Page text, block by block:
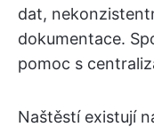
dat,
dokumentace.
pomoc s
Naštěstí existují